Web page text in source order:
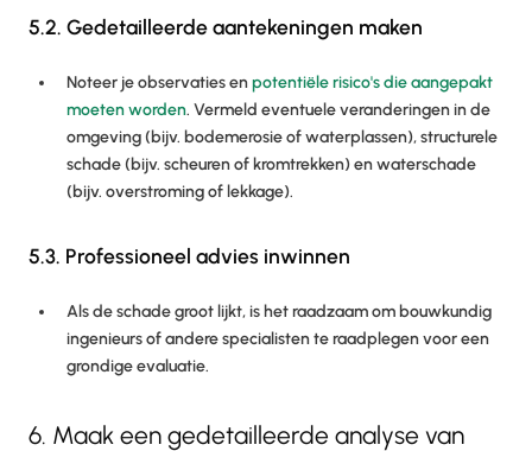
5.2. Gedetailleerde aantekeningen maken
Noteer je observaties enpotentiële risico's die aangepakt
moeten worden. Vermeld eventuele veranderingen in de
omgeving (bijv. bodemerosie of waterplassen), structurele
schade (bijv. scheuren of kromtrekken) en waterschade
(bijv. overstroming of lekkage).
5.3. Professioneel advies inwinnen
Als de schade groot lijkt, is het raadzaam om bouwkundig
ingenieurs of andere specialisten te raadplegen voor een
grondige evaluatie.
6. Maak een gedetailleerde analyse van